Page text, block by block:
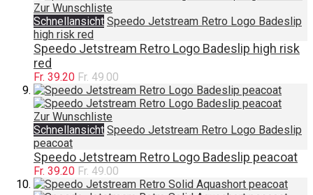
Zur Wunschliste
Schnellansicht Speedo Jetstream Retro Logo Badeslip
high risk red
Speedo Jetstream Retro Logo Badeslip high risk
red
Fr. 39.20 Fr. 49.00
Zur Wunschliste
Schnellansicht Speedo Jetstream Retro Logo Badeslip
peacoat
Speedo Jetstream Retro Logo Badeslip peacoat
Fr. 39.20 Fr. 49.00